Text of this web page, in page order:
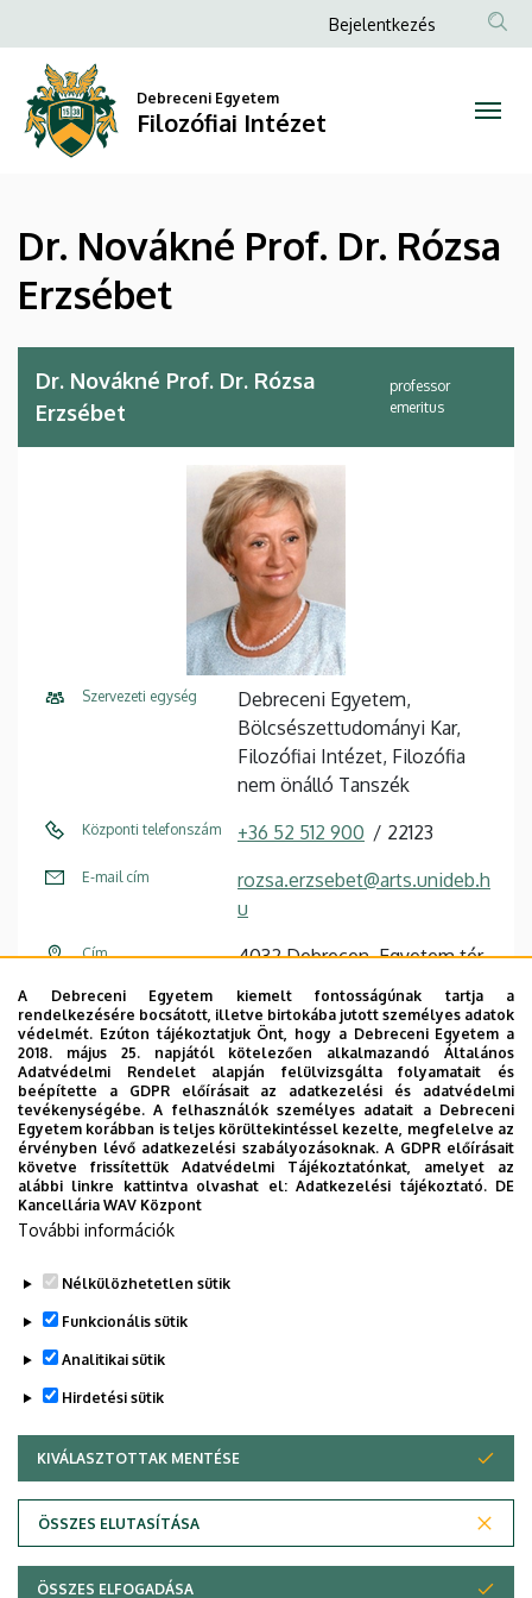
Novákné
Prof.
Erzsébet
Filozófiai
Intézet
a
tartalomra
Anonim
menüje
Bejelentkezés
Debreceni Egyetem
Filozófiai Intézet
Dr. Novákné Prof. Dr. Rózsa
Erzsébet
Dr. Novákné Prof. Dr. Rózsa
Erzsébet
professor
emeritus
Szervezeti egység
Debreceni Egyetem,
Bölcsészettudományi Kar,
Filozófiai Intézet, Filozófia
nem önálló Tanszék
Központi telefonszám +36 52 512 900 22123
E-mail cím
rozsa.erzsebet@arts.unideb.h
u
Cím
4032 Debrecen, Egyetem tér
Épület
Főépület (Egyetem téri
Campus)
Emelet, ajtó 2. emelet, 232/e
Weboldal
Szervezeti weboldal
Tudóstér profil
Leírás
Adatvédelem
A Debreceni Egyetem kiemelt fontosságúnak tartja a
rendelkezésére bocsátott, illetve birtokába jutott személyes adatok
védelmét. Ezúton tájékoztatjuk Önt, hogy a Debreceni Egyetem a
2018. május 25. napjától kötelezően alkalmazandó Általános
Adatvédelmi Rendelet alapján felülvizsgálta folyamatait és
beépítette a GDPR előírásait az adatkezelési és adatvédelmi
tevékenységébe. A felhasználók személyes adatait a Debreceni
Egyetem korábban is teljes körültekintéssel kezelte, megfelelve az
érvényben lévő adatkezelési szabályozásoknak. A GDPR előírásait
követve frissítettük Adatvédelmi Tájékoztatónkat, amelyet az
alábbi linkre kattintva olvashat el:Adatkezelési tájékoztató. DE
Kancellária WAV Központ
További információk
Nélkülözhetetlen sütik
Funkcionális sütik
Analitikai sütik
Hirdetési sütik
KIVÁLASZTOTTAK MENTÉSE
ÖSSZES ELUTASÍTÁSA
WITHDRAW CONSENT
ÖSSZES ELFOGADÁSA